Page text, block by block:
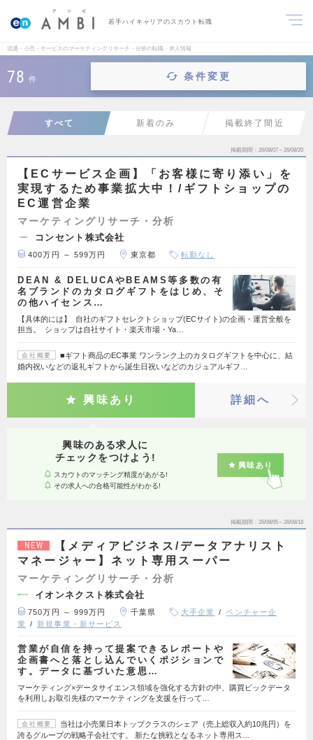
若手ハイキャリアのスカウト転職
流通・小売・サービスのマーケティングリサーチ・分析の転職・求人情報
78 件 条件変更
すべて 新着のみ 掲載終了間近
掲載期間 26/08/07～26/08/20
【ECサービス企画】「お客様に寄り添い」を
実現するため事業拡大中！/ギフトショップの
EC運営企業
マーケティングリサーチ・分析
コンセント株式会社
400万円 ～ 599万円 東京都 転勤なし
DEAN & DELUCAやBEAMS等多数の有
名ブランドのカタログギフトをはじめ、そ
の他ハイセンス…
【具体的には】 自社のギフトセレクトショップ(ECサイト)の企画・運営全般を
担当。 ショップは自社サイト・楽天市場・Ya…
会社概要
■ギフト商品のEC事業 ワンランク上のカタログギフトを中心に、結
婚内祝いなどの返礼ギフトから誕生日祝いなどのカジュアルギフ…
興味あり 詳細へ
興味のある求人に
チェックをつけよう!
スカウトのマッチング精度があがる!
その求人への合格可能性がわかる!
興味あり
掲載期間 26/08/05～26/08/18
NEW
【メディアビジネス/データアナリスト
マネージャー】ネット専用スーパー
マーケティングリサーチ・分析
イオンネクスト株式会社
750万円 ～ 999万円 千葉県 大手企業
ベンチャー企
業
新規事業・新サービス
営業が自信を持って提案できるレポートや
企画書へと落とし込んでいくポジションで
す。データに基づいた意思…
マーケティング×データサイエンス領域を強化する方針の中、購買ビックデータ
を利用しお取引先様のマーケティングを支援を行って…
会社概要
当社は小売業日本トップクラスのシェア（売上総収入約10兆円）を
誇るグループの戦略子会社です。 新たな挑戦となるネット専用ス…